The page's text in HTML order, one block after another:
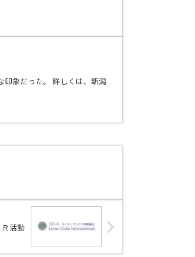
印象だった。 詳しくは、新潟
Ｒ活動